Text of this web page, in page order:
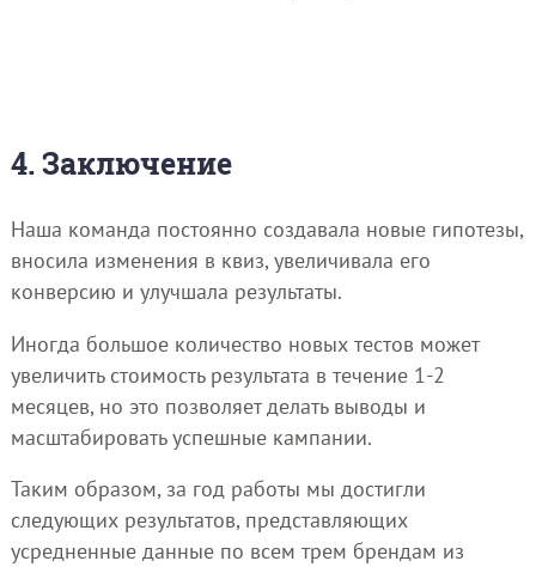
4. Заключение
Наша команда постоянно создавала новые гипотезы,
вносила изменения в квиз, увеличивала его
конверсию и улучшала результаты.
Иногда большое количество новых тестов может
увеличить стоимость результата в течение 1-2
месяцев, но это позволяет делать выводы и
масштабировать успешные кампании.
Таким образом, за год работы мы достигли
следующих результатов, представляющих
усредненные данные по всем трем брендам из